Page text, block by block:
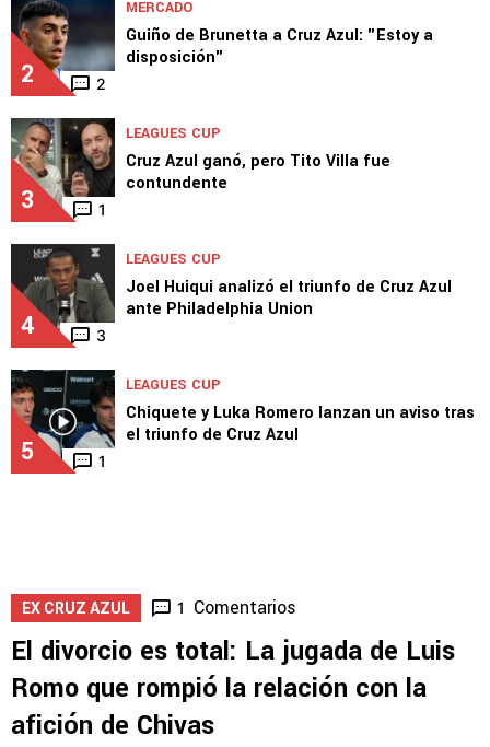
2 2
MERCADO
Guiño de Brunetta a Cruz Azul: "Estoy a
disposición"
3 1
LEAGUES CUP
Cruz Azul ganó, pero Tito Villa fue
contundente
4 3
LEAGUES CUP
Joel Huiqui analizó el triunfo de Cruz Azul
ante Philadelphia Union
5 1
LEAGUES CUP
Chiquete y Luka Romero lanzan un aviso tras
el triunfo de Cruz Azul
EX CRUZ AZUL 1 Comentarios
El divorcio es total: La jugada de Luis
Romo que rompió la relación con la
afición de Chivas